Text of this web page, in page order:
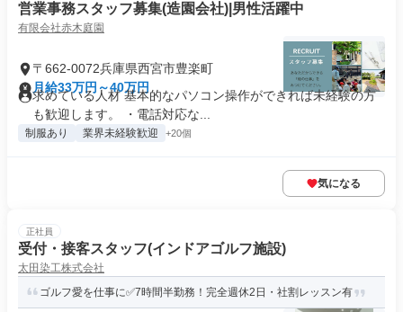
営業事務スタッフ募集(造園会社)|男性活躍中
有限会社赤木庭園
〒662-0072兵庫県西宮市豊楽町
月給33万円～40万円
求めている人材 基本的なパソコン操作ができれば未経験の方
も歓迎します。 ・電話対応な...
制服あり 業界未経験歓迎 +20個
気になる
正社員
受付・接客スタッフ(インドアゴルフ施設)
太田染工株式会社
ゴルフ愛を仕事に✅7時間半勤務！完全週休2日・社割レッスン有